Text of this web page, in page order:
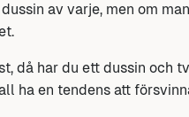
av varje, men om
då har du ett dussin och
ha en tendens att